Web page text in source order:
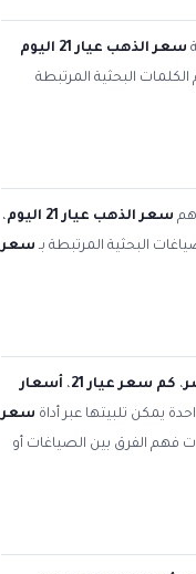
سعر الذهب عيار 21 اليوم
البحثية المرتبطة
سعر الذهب عيار 21 اليوم
،
البحثية المرتبطة بـ سعر
، كم سعر عيار 21 ، أسعار
يمكن تلبيتها عبر أداة سعر
فهم الفرق بين الصياغات أو